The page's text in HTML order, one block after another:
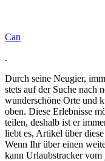
Can
.
Durch seine Neugier,
stets auf der Suche nach
wunderschöne Orte und
oben. Diese Erlebnisse
teilen, deshalb ist er
liebt es, Artikel über
Wenn Ihr über einen
kann Urlaubstracker